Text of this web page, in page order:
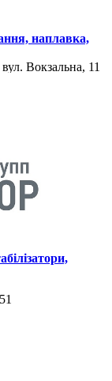
наплавка,
Вокзальна, 11